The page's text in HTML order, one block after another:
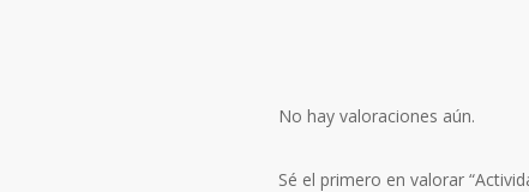
No hay valoraciones aún.
Sé el primero en valorar